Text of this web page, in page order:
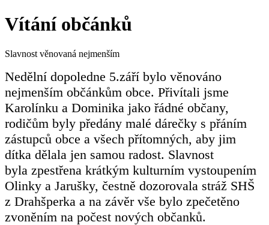
Vítání občánků
Slavnost věnovaná nejmenším
Nedělní dopoledne 5.září bylo věnováno
nejmenším občánkům obce. Přivítali jsme
Karolínku a Dominika jako řádné občany,
rodičům byly předány malé dárečky s přáním
zástupců obce a všech přítomných, aby jim
dítka dělala jen samou radost. Slavnost
byla zpestřena krátkým kulturním vystoupením
Olinky a Jarušky, čestně dozorovala stráž SHŠ
z Drahšperka a na závěr vše bylo zpečetěno
zvoněním na počest nových občanků.